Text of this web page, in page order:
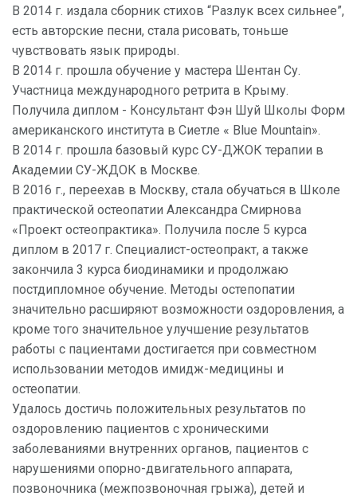
В 2014 г. издала сборник стихов “Разлук всех сильнее”,
есть авторские песни, стала рисовать, тоньше
чувствовать язык природы.
В 2014 г. прошла обучение у мастера Шентан Су.
Участница международного ретрита в Крыму.
Получила диплом - Консультант Фэн Шуй Школы Форм
американского института в Сиетле « Blue Mountain».
В 2014 г. прошла базовый курс СУ-ДЖОК терапии в
Академии СУ-ЖДОК в Москве.
В 2016 г., переехав в Москву, стала обучаться в Школе
практической остеопатии Александра Смирнова
«Проект остеопрактика». Получила после 5 курса
диплом в 2017 г. Специалист-остеопракт, а также
закончила 3 курса биодинамики и продолжаю
постдипломное обучение. Методы остепопатии
значительно расширяют возможности оздоровления, а
кроме того значительное улучшение результатов
работы с пациентами достигается при совместном
использовании методов имидж-медицины и
остеопатии.
Удалось достичь положительных результатов по
оздоровлению пациентов с хроническими
заболеваниями внутренних органов, пациентов с
нарушениями опорно-двигательного аппарата,
позвоночника (межпозвоночная грыжа), детей и